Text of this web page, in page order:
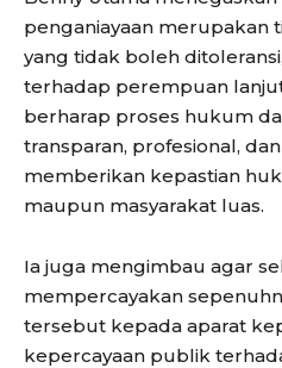
penganiayaan merupakan
yang tidak boleh
terhadap perempuan
berharap proses hukum
transparan, profesional,
memberikan kepastian
maupun masyarakat luas.
Ia juga mengimbau agar
mempercayakan
tersebut kepada aparat
kepercayaan publik